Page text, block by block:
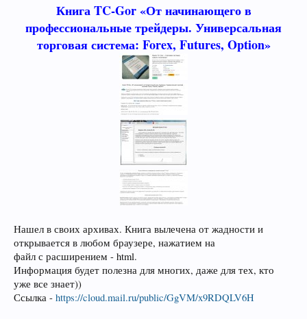
Книга TC-Gor «От начинающего в
профессиональные трейдеры. Универсальная
торговая система: Forex, Futures, Option»
Нашел в своих архивах. Книга вылечена от жадности и
открывается в любом браузере, нажатием на
файл с расширением - html.
Информация будет полезна для многих, даже для тех, кто
уже все знает))
Ссылка - https://cloud.mail.ru/public/GgVM/x9RDQLV6H